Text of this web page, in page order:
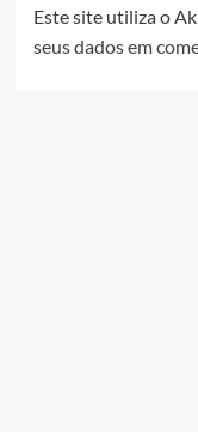
Este site utiliza o
seus dados em